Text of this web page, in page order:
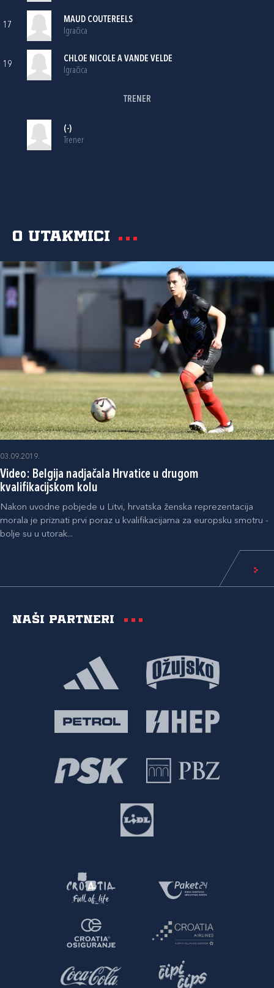
17
MAUD COUTEREELS
Igračica
19
CHLOE NICOLE A VANDE VELDE
Igračica
TRENER
(-)
Trener
O utakmici
03.09.2019.
Video: Belgija nadjačala Hrvatice u drugom
kvalifikacijskom kolu
Nakon uvodne pobjede u Litvi, hrvatska ženska reprezentacija
morala je priznati prvi poraz u kvalifikacijama za europsku smotru -
bolje su u utorak...
Naši partneri